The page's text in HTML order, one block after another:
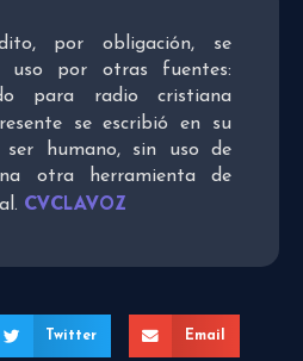
por obligación, se
uso por otras fuentes:
para radio cristiana
se escribió en su
humano, sin uso de
otra herramienta de
CVCLAVOZ
Twitter Email